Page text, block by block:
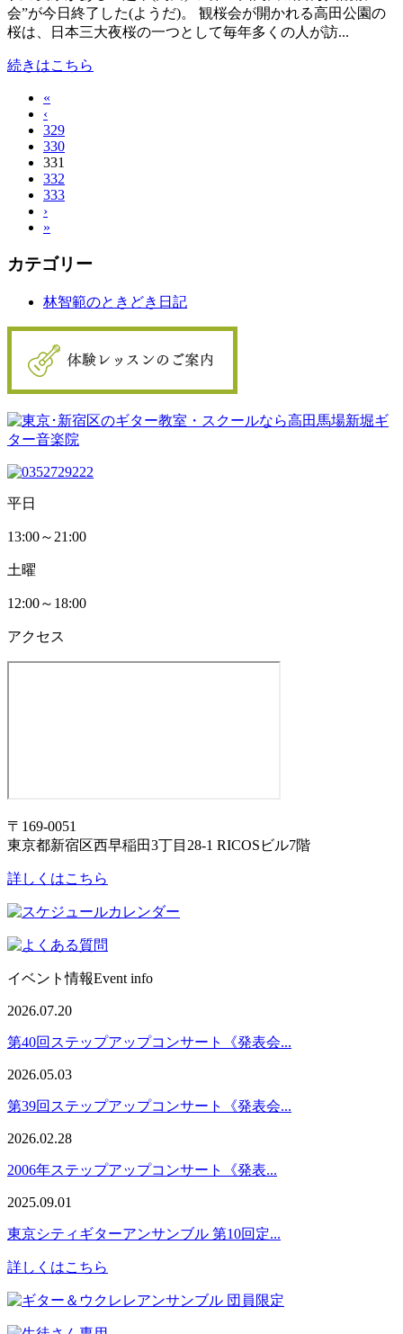
会”が今日終了した(ようだ)。 観桜会が開かれる高田公園の
桜は、日本三大夜桜の一つとして毎年多くの人が訪...
続きはこちら
«
‹
329
330
331
332
333
›
»
カテゴリー
林智範のときどき日記
平日
13:00～21:00
土曜
12:00～18:00
アクセス
〒169-0051
東京都新宿区西早稲田3丁目28-1 RICOSビル7階
詳しくはこちら
イベント情報Event info
2026.07.20
第40回ステップアップコンサート《発表会...
2026.05.03
第39回ステップアップコンサート《発表会...
2026.02.28
2006年ステップアップコンサート《発表...
2025.09.01
東京シティギターアンサンブル 第10回定...
詳しくはこちら